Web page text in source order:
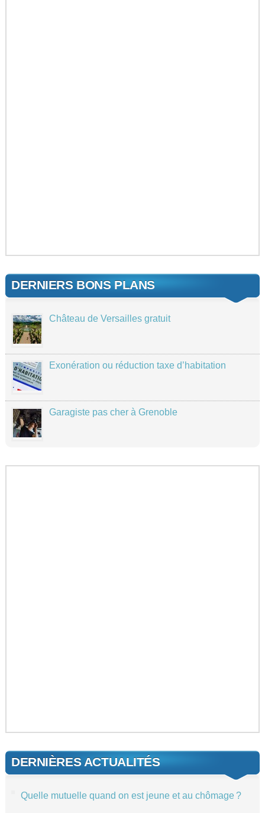
DERNIERS BONS PLANS
Château de Versailles gratuit
Exonération ou réduction taxe d’habitation
Garagiste pas cher à Grenoble
DERNIÈRES ACTUALITÉS
Quelle mutuelle quand on est jeune et au chômage ?